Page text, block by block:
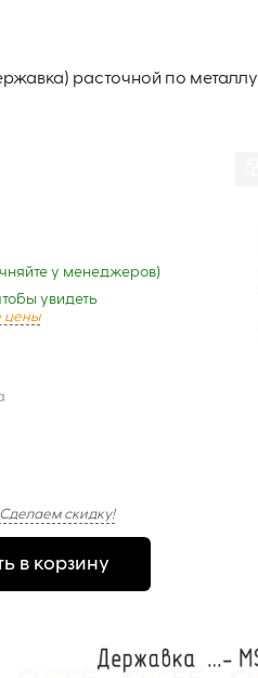
расточной по металлу
у менеджеров)
увидеть
цены
скидку!
в корзину